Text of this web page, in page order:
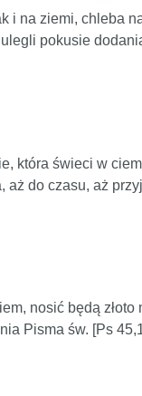
i na ziemi, chleba
pokusie
która świeci w
aż do czasu, aż
nosić będą złoto
Pisma św. [Ps